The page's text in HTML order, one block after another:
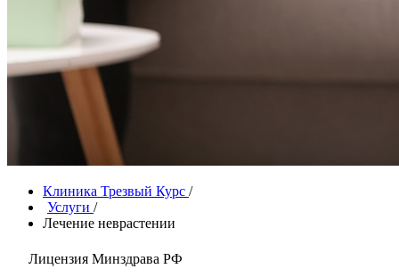
Клиника Трезвый Курс /
Услуги /
Лечение неврастении
Лицензия Минздрава РФ